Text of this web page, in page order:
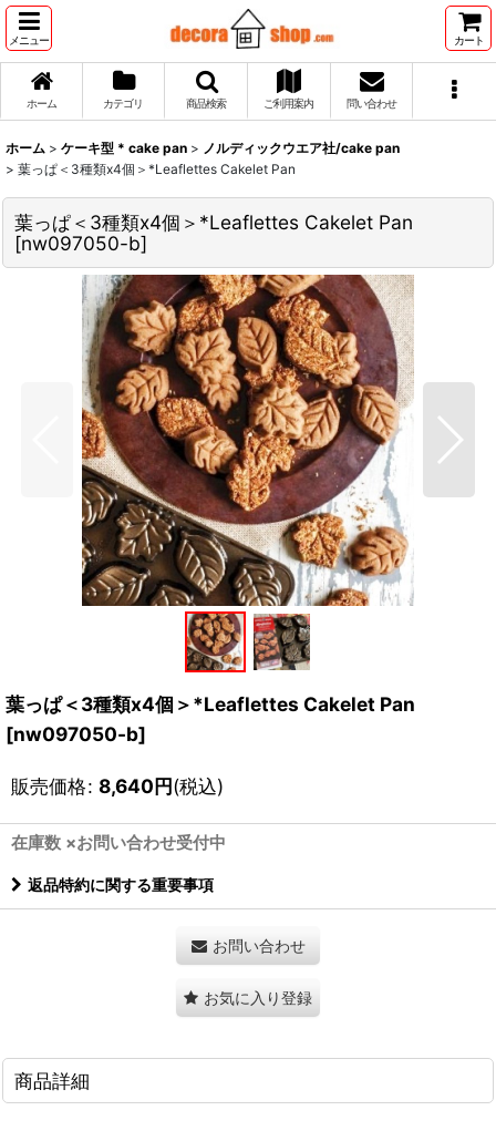
メニュー カート
ホーム カテゴリ 商品検索 ご利用案内 問い合わせ
ホーム > ケーキ型 * cake pan > ノルディックウエア社/cake pan
> 葉っぱ＜3種類x4個＞*Leaflettes Cakelet Pan
葉っぱ＜3種類x4個＞*Leaflettes Cakelet Pan
[nw097050-b]
葉っぱ＜3種類x4個＞*Leaflettes Cakelet Pan
[nw097050-b]
販売価格: 8,640円(税込)
在庫数 ×お問い合わせ受付中
返品特約に関する重要事項
お問い合わせ
お気に入り登録
商品詳細